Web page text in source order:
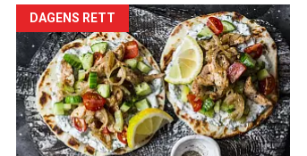
Forsiden
akkurat
nå
-
DAGENS RETT